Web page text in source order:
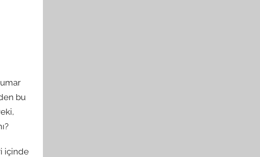
bu
içinde